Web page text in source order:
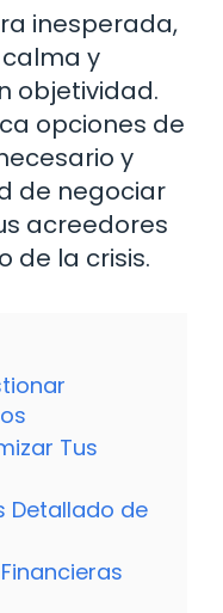
inesperada,
y
objetividad.
opciones de
y
de negociar
acreedores
de la crisis.
Tus
Detallado de